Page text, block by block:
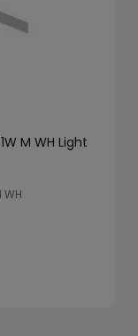
M WH Light
WH